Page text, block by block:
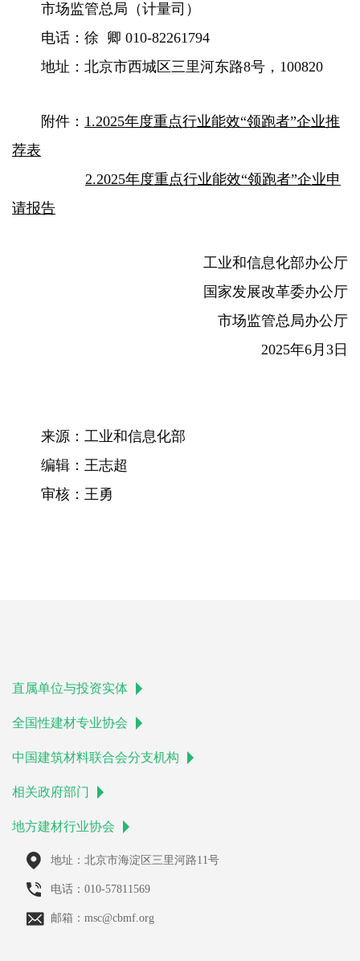
市场监管总局（计量司）
电话：徐 卿 010-82261794
地址：北京市西城区三里河东路8号，100820
附件： 1.2025年度重点行业能效“领跑者”企业推
荐表
2.2025年度重点行业能效“领跑者”企业申
请报告
工业和信息化部办公厅
国家发展改革委办公厅
市场监管总局办公厅
2025年6月3日
来源：工业和信息化部
编辑：王志超
审核：王勇
直属单位与投资实体
全国性建材专业协会
中国建筑材料联合会分支机构
相关政府部门
地方建材行业协会
地址：北京市海淀区三里河路11号
电话：010-57811569
邮箱：msc@cbmf.org